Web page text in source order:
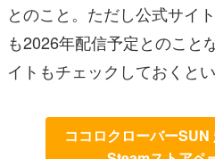
とのこと。ただし公式サイ
も2026年配信予定とのこと
イトもチェックしておくとい
ココロクローバーSUN